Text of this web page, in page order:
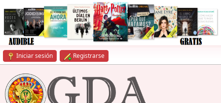
Iniciar sesión Registrarse